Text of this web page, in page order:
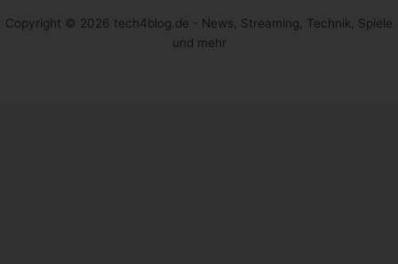
Copyright © 2026 tech4blog.de - News, Streaming, Technik, Spiele
und mehr